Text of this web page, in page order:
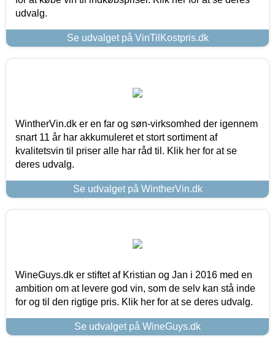
udvalg.
Se udvalget på VinTilKostpris.dk
WintherVin.dk er en far og søn-virksomhed der igennem
snart 11 år har akkumuleret et stort sortiment af
kvalitetsvin til priser alle har råd til. Klik her for at se
deres udvalg.
Se udvalget på WintherVin.dk
WineGuys.dk er stiftet af Kristian og Jan i 2016 med en
ambition om at levere god vin, som de selv kan stå inde
for og til den rigtige pris. Klik her for at se deres udvalg.
Se udvalget på WineGuys.dk